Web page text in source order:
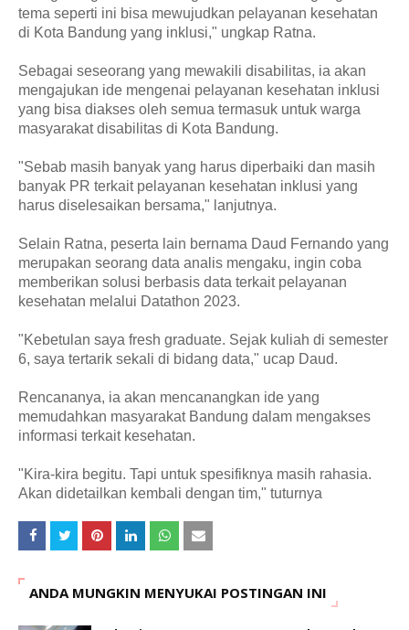
tema seperti ini bisa mewujudkan pelayanan kesehatan
di Kota Bandung yang inklusi," ungkap Ratna.
Sebagai seseorang yang mewakili disabilitas, ia akan
mengajukan ide mengenai pelayanan kesehatan inklusi
yang bisa diakses oleh semua termasuk untuk warga
masyarakat disabilitas di Kota Bandung.
"Sebab masih banyak yang harus diperbaiki dan masih
banyak PR terkait pelayanan kesehatan inklusi yang
harus diselesaikan bersama," lanjutnya.
Selain Ratna, peserta lain bernama Daud Fernando yang
merupakan seorang data analis mengaku, ingin coba
memberikan solusi berbasis data terkait pelayanan
kesehatan melalui Datathon 2023.
"Kebetulan saya fresh graduate. Sejak kuliah di semester
6, saya tertarik sekali di bidang data," ucap Daud.
Rencananya, ia akan mencanangkan ide yang
memudahkan masyarakat Bandung dalam mengakses
informasi terkait kesehatan.
"Kira-kira begitu. Tapi untuk spesifiknya masih rahasia.
Akan didetailkan kembali dengan tim," tuturnya
ANDA MUNGKIN MENYUKAI POSTINGAN INI